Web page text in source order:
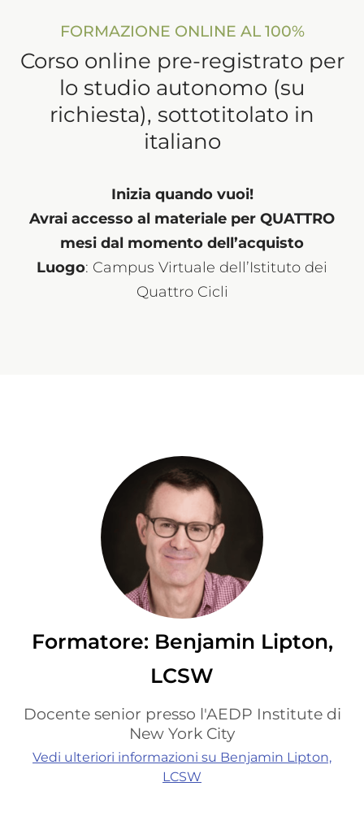
FORMAZIONE ONLINE AL 100%
Corso online pre-registrato per
lo studio autonomo (su
richiesta), sottotitolato in
italiano
Inizia quando vuoi!
Avrai accesso al materiale per QUATTRO
mesi dal momento dell’acquisto
Luogo: Campus Virtuale dell’Istituto dei
Quattro Cicli
Formatore: Benjamin Lipton,
LCSW
Docente senior presso l'AEDP Institute di
New York City
Vedi ulteriori informazioni su Benjamin Lipton,
LCSW